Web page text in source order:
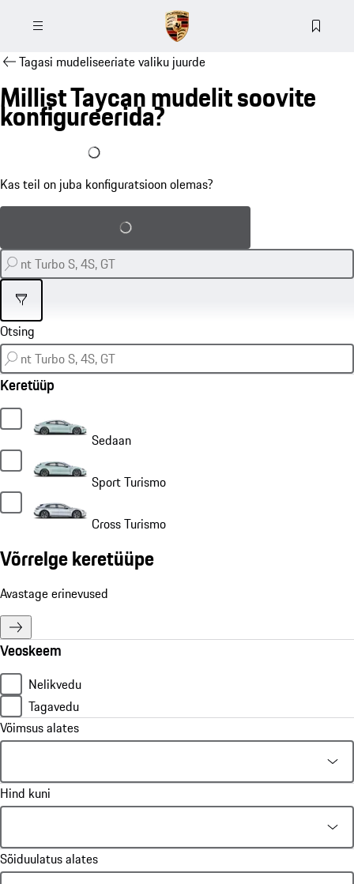
Tagasi mudeliseeriate valiku juurde
Millist Taycan mudelit soovite
konfigureerida?
Mul on konfiguratsioon juba olemas
Kas teil on juba konfiguratsioon olemas?
Salvestatud konfiguratsiooni laadimine
Filter
Keretüüp
Sedaan
Sport Turismo
Cross Turismo
Võrrelge keretüüpe
Avastage erinevused
Veoskeem
Nelikvedu
Tagavedu
Võimsus alates
Hind kuni
Sõiduulatus alates